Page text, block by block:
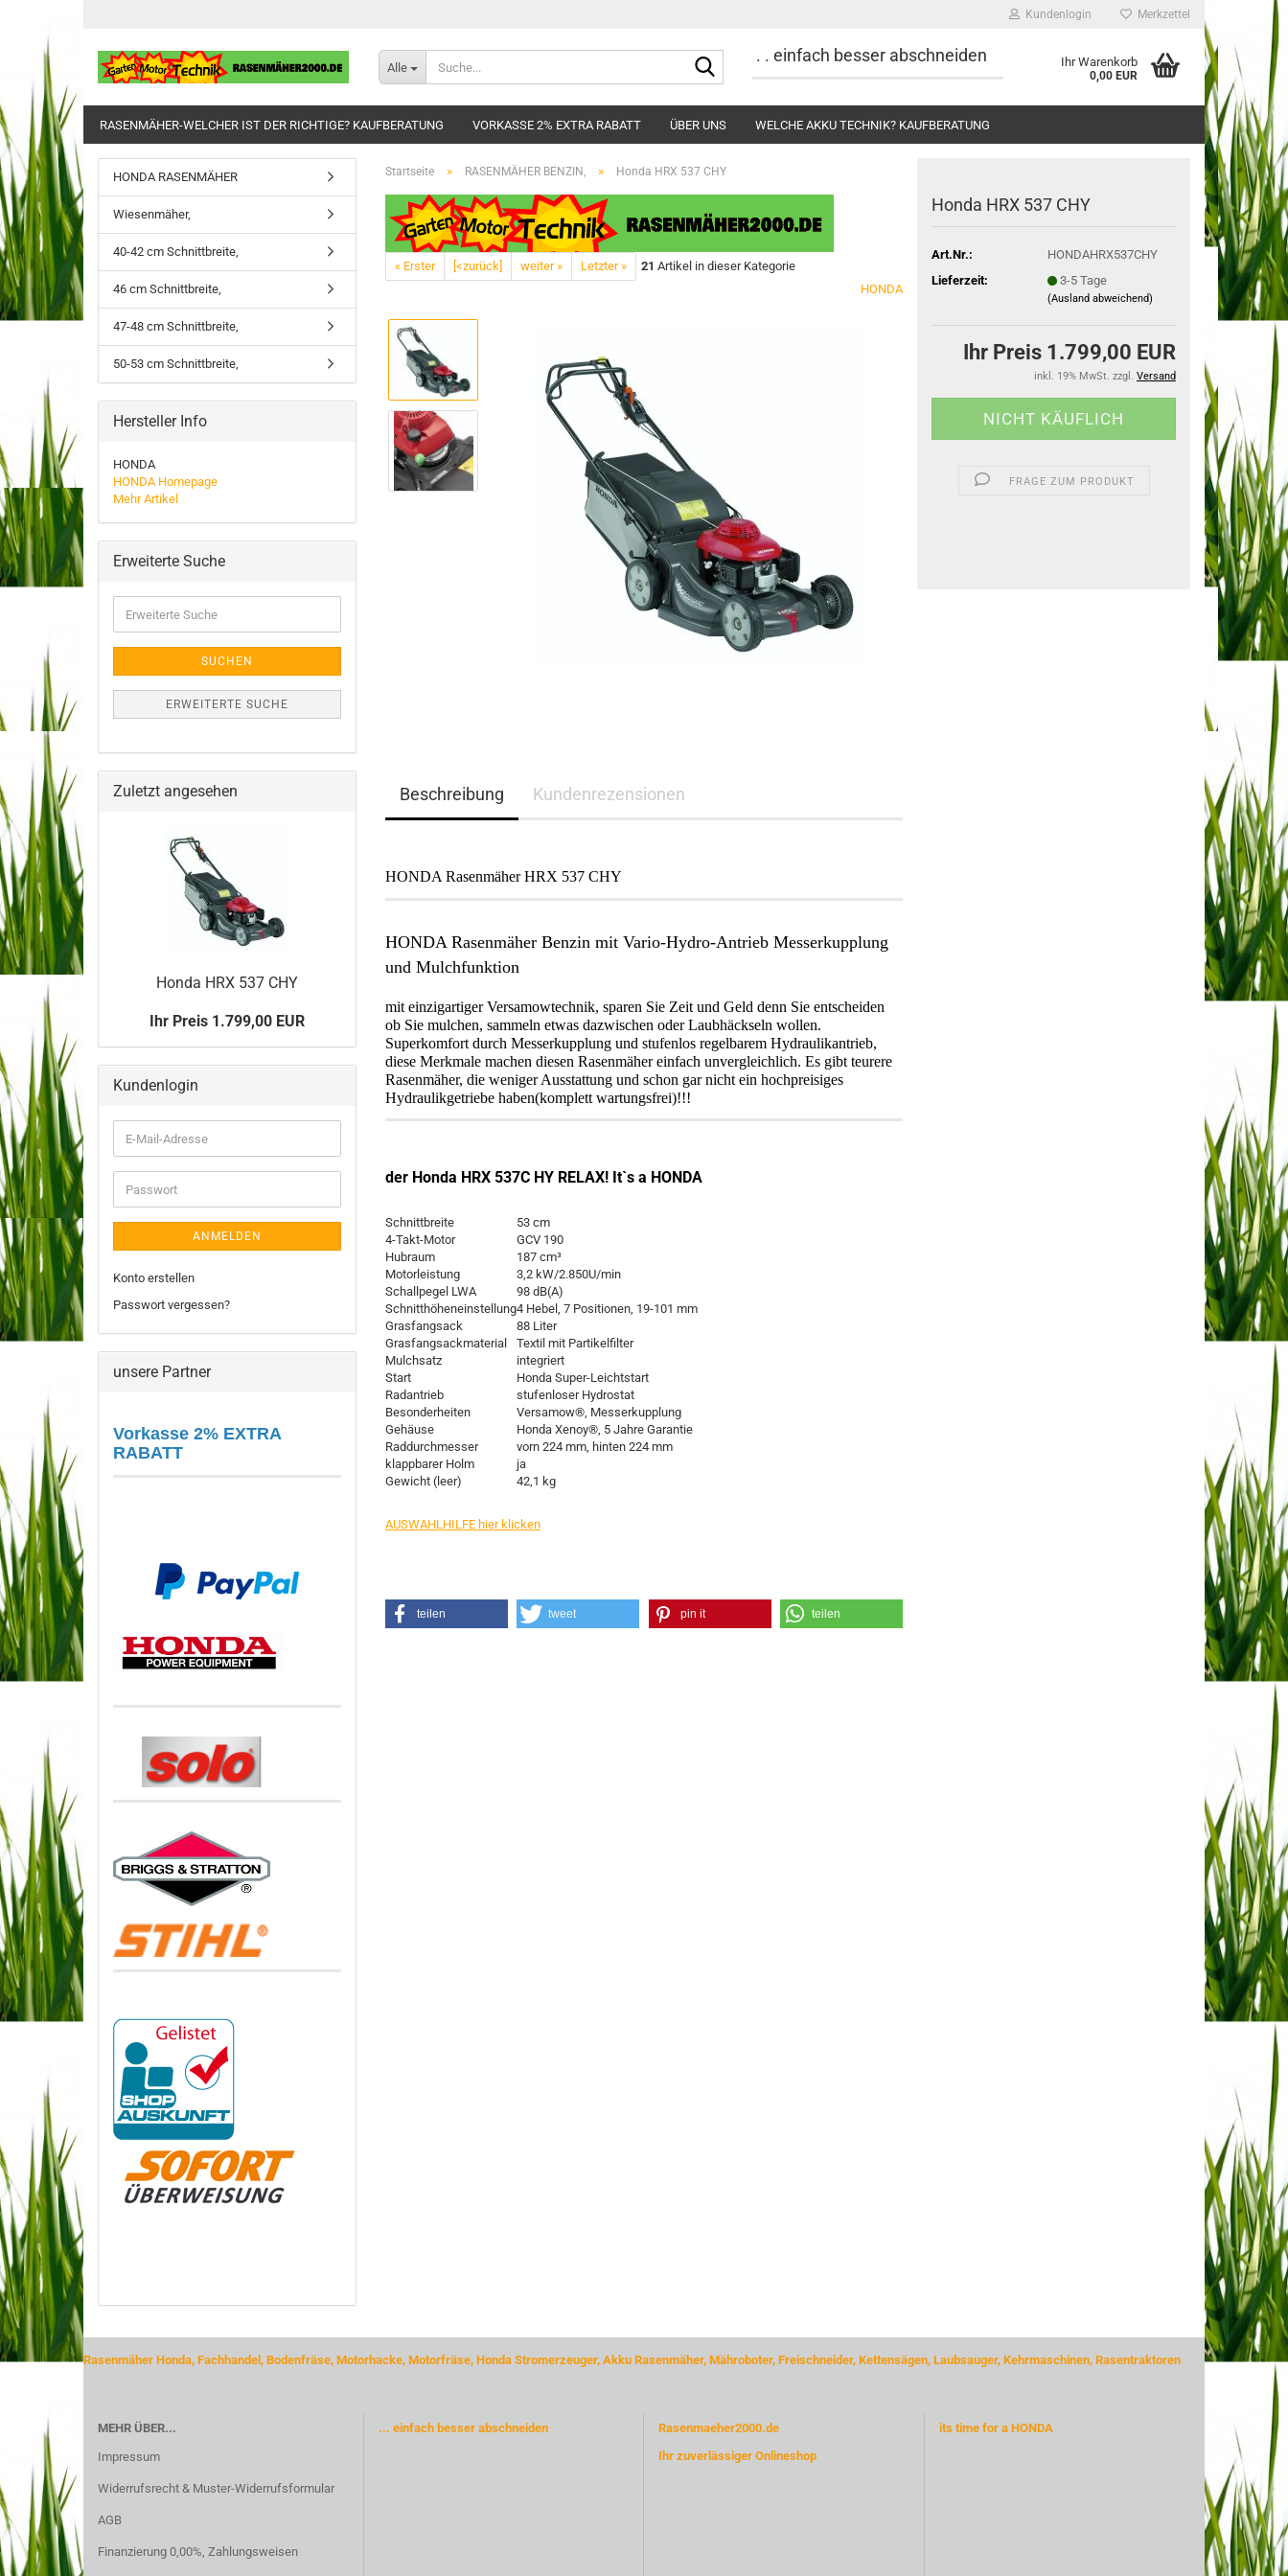
Kundenlogin Merkzettel
Alle
Suche.... . einfach besser abschneiden Ihr Warenkorb
0,00 EUR
RASENMÄHER-WELCHER IST DER RICHTIGE? KAUFBERATUNG VORKASSE 2% EXTRA RABATT ÜBER UNS WELCHE AKKU TECHNIK? KAUFBERATUNG
Startseite » RASENMÄHER BENZIN, » Honda HRX 537 CHY
« Erster [<zurück] weiter » Letzter » 21 Artikel in dieser Kategorie
HONDA
Honda HRX 537 CHY
Art.Nr.:
HONDAHRX537CHY
Lieferzeit:
3-5 Tage
(Ausland abweichend)
Ihr Preis 1.799,00 EUR
inkl. 19% MwSt. zzgl. Versand
FRAGE ZUM PRODUKT
Beschreibung Kundenrezensionen
HONDA Rasenmäher HRX 537 CHY
HONDA Rasenmäher Benzin mit Vario-Hydro-Antrieb Messerkupplung
und Mulchfunktion
mit einzigartiger Versamowtechnik, sparen Sie Zeit und Geld denn Sie entscheiden
ob Sie mulchen, sammeln etwas dazwischen oder Laubhäckseln wollen.
Superkomfort durch Messerkupplung und stufenlos regelbarem Hydraulikantrieb,
diese Merkmale machen diesen Rasenmäher einfach unvergleichlich. Es gibt teurere
Rasenmäher, die weniger Ausstattung und schon gar nicht ein hochpreisiges
Hydraulikgetriebe haben(komplett wartungsfrei)!!!
der Honda HRX 537C HY RELAX! It`s a HONDA
Schnittbreite
53 cm
4-Takt-Motor
GCV 190
Hubraum
187 cm³
Motorleistung
3,2 kW/2.850U/min
Schallpegel LWA
98 dB(A)
Schnitthöheneinstellung4 Hebel, 7 Positionen, 19-101 mm
Grasfangsack
88 Liter
Grasfangsackmaterial
Textil mit Partikelfilter
Mulchsatz
integriert
Start
Honda Super-Leichtstart
Radantrieb
stufenloser Hydrostat
Besonderheiten
Versamow®, Messerkupplung
Gehäuse
Honda Xenoy®, 5 Jahre Garantie
Raddurchmesser
vorn 224 mm, hinten 224 mm
klappbarer Holm
ja
Gewicht (leer)
42,1 kg
AUSWAHLHILFE hier klicken
teilen tweet pin it teilen
HONDA RASENMÄHER
Wiesenmäher,
40-42 cm Schnittbreite,
46 cm Schnittbreite,
47-48 cm Schnittbreite,
50-53 cm Schnittbreite,
Hersteller Info
HONDA
HONDA Homepage
Mehr Artikel
Erweiterte Suche
Suche
SUCHEN
ERWEITERTE SUCHE
Zuletzt angesehen
Honda HRX 537 CHY
Ihr Preis 1.799,00 EUR
Kundenlogin
E-
Mail-
Adresse
Passwort
ANMELDEN
Konto erstellen
Passwort vergessen?
unsere Partner
Vorkasse 2% EXTRA
RABATT
Rasenmäher Honda, Fachhandel, Bodenfräse, Motorhacke, Motorfräse, Honda Stromerzeuger, Akku Rasenmäher, Mähroboter, Freischneider, Kettensägen, Laubsauger, Kehrmaschinen, Rasentraktoren
MEHR ÜBER...
Impressum
Widerrufsrecht & Muster-Widerrufsformular
AGB
Finanzierung 0,00%, Zahlungsweisen
... einfach besser abschneiden
Rasenmaeher2000.de
Ihr zuverlässiger Onlineshop
its time for a HONDA